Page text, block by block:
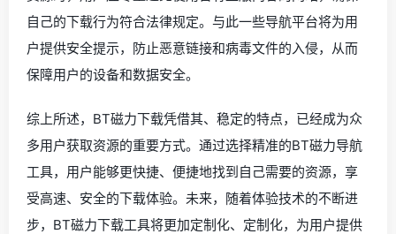
自己的下载行为符合法律规定。与此一些导航平台将为用
户提供安全提示，防止恶意链接和病毒文件的入侵，从而
保障用户的设备和数据安全。
综上所述，BT磁力下载凭借其、稳定的特点，已经成为众
多用户获取资源的重要方式。通过选择精准的BT磁力导航
工具，用户能够更快捷、便捷地找到自己需要的资源，享
受高速、安全的下载体验。未来，随着体验技术的不断进
步，BT磁力下载工具将更加定制化、定制化，为用户提供